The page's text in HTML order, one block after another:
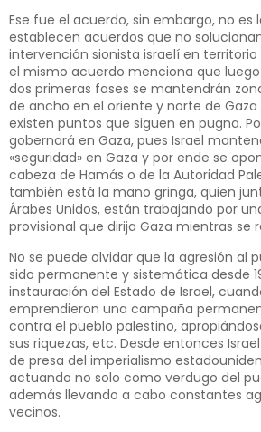
Ese fue el acuerdo, sin embargo, no es
establecen acuerdos que no
intervención sionista israelí en
el mismo acuerdo menciona que
dos primeras fases se mantendrán
de ancho en el oriente y norte de
existen puntos que siguen en pugna.
gobernará en Gaza, pues Israel
«seguridad» en Gaza y por ende se
cabeza de Hamás o de la Autoridad
también está la mano gringa, quien
Árabes Unidos, están trabajando por
provisional que dirija Gaza mientras se
No se puede olvidar que la agresión al
sido permanente y sistemática desde
instauración del Estado de Israel,
emprendieron una campaña
contra el pueblo palestino,
sus riquezas, etc. Desde entonces
de presa del imperialismo
actuando no solo como verdugo del
además llevando a cabo constantes
vecinos.